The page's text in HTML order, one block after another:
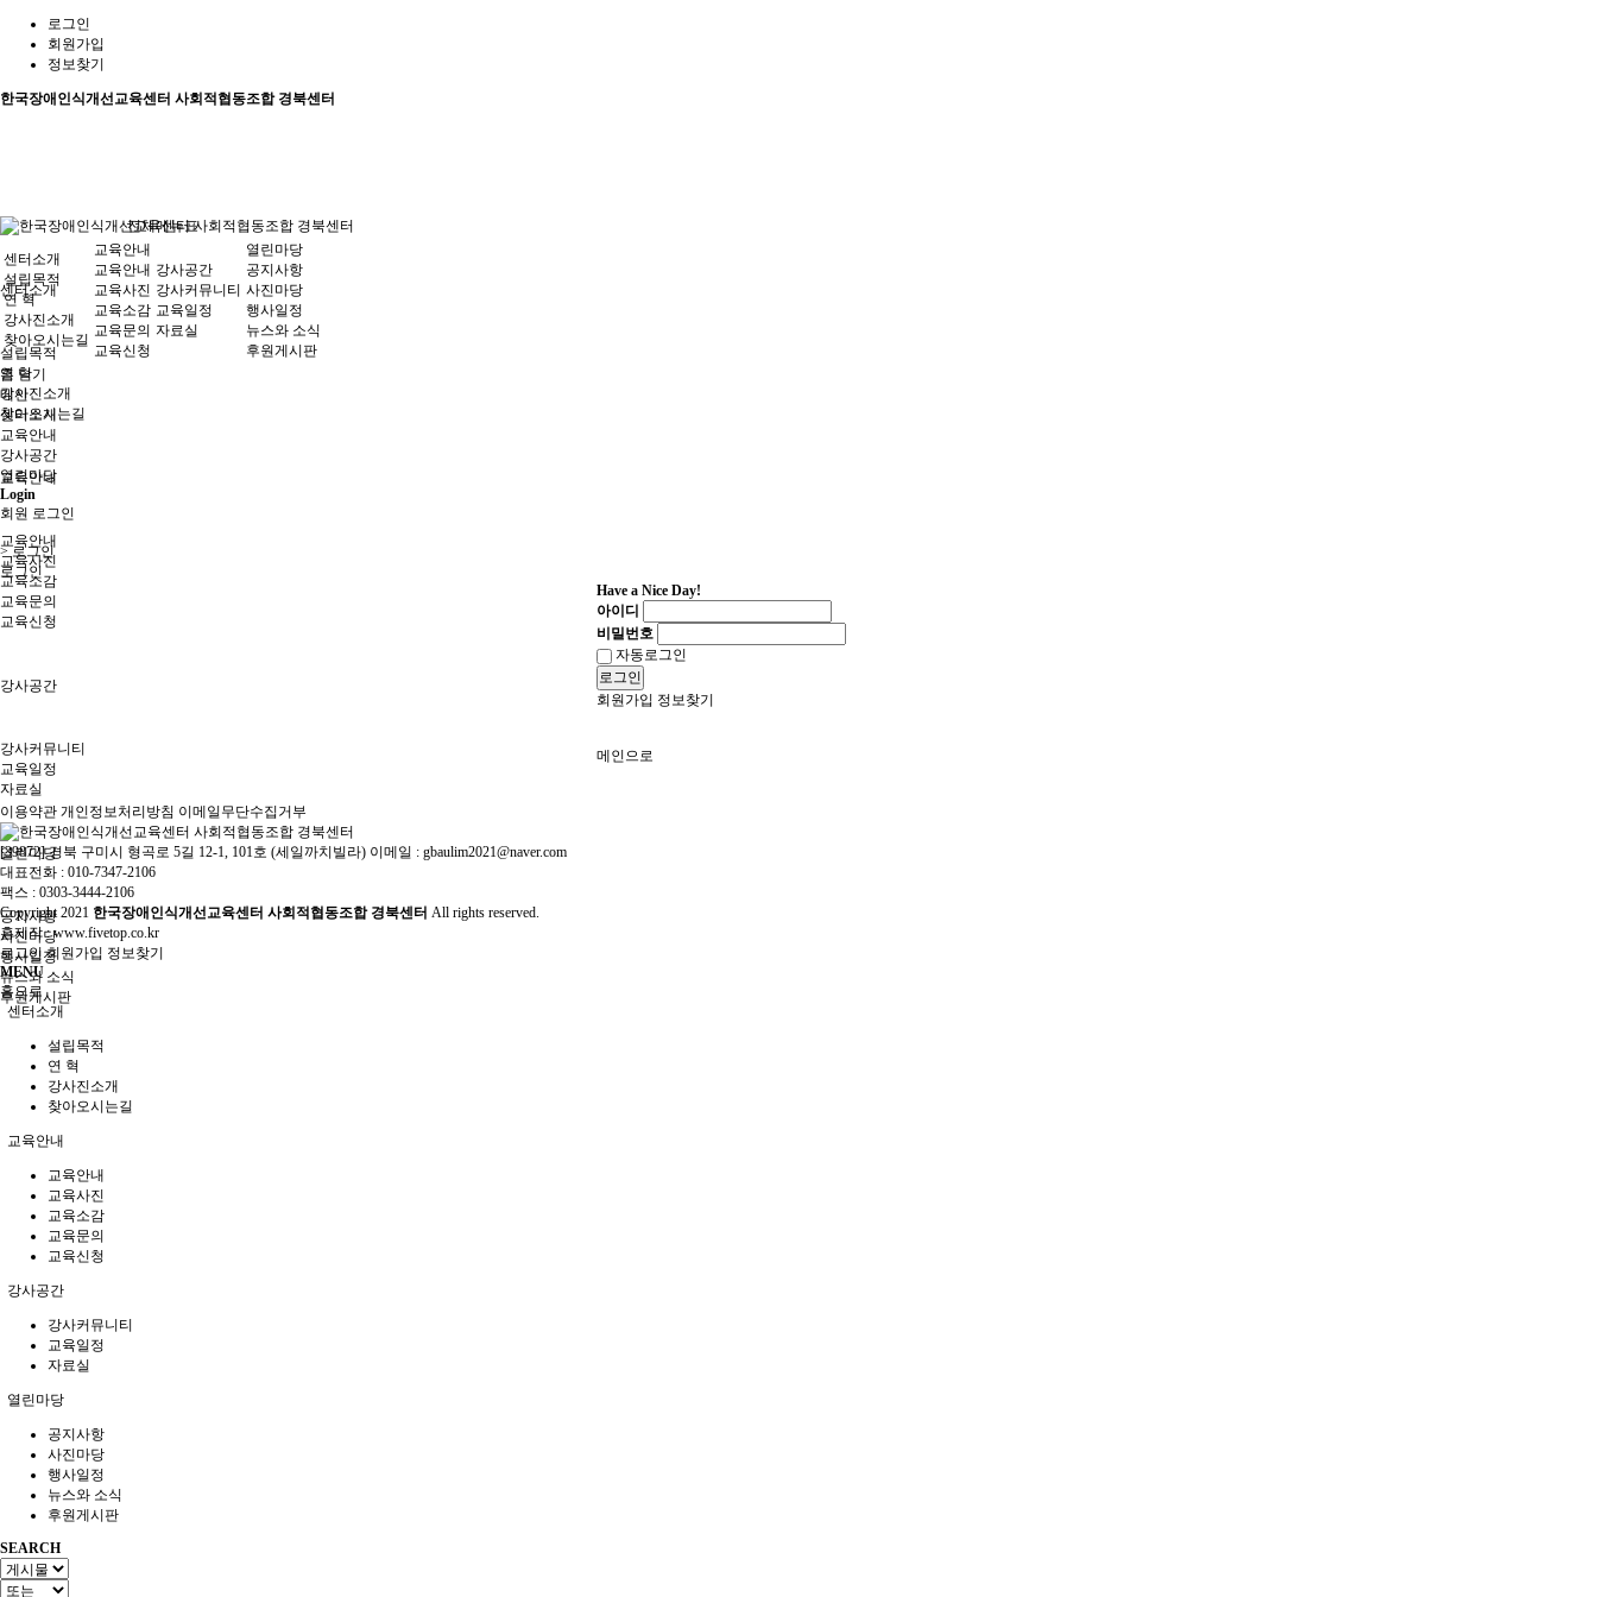
로그인
회원가입
정보찾기
한국장애인식개선교육센터 사회적협동조합 경북센터
센터소개
설립목적
연 혁
강사진소개
찾아오시는길
교육안내
교육안내
교육사진
교육소감
교육문의
교육신청
강사공간
강사커뮤니티
교육일정
자료실
열린마당
공지사항
사진마당
행사일정
뉴스와 소식
후원게시판
전체메뉴표
센터소개
설립목적
연 혁
강사진소개
찾아오시는길
교육안내
교육안내
교육사진
교육소감
교육문의
교육신청
강사공간
강사커뮤니티
교육일정
자료실
열린마당
공지사항
사진마당
행사일정
뉴스와 소식
후원게시판
홈 닫기
메인
센터소개
교육안내
강사공간
열린마당
Login
회원 로그인
> 로그인
로그인
Have a Nice Day!
아이디
비밀번호
자동로그인
로그인
회원가입 정보찾기
메인으로
이용약관 개인정보처리방침 이메일무단수집거부
[39872] 경북 구미시 형곡로 5길 12-1, 101호 (세일까치빌라) 이메일 : gbaulim2021@naver.com
대표전화 : 010-7347-2106
팩스 : 0303-3444-2106
Copyright2021 한국장애인식개선교육센터 사회적협동조합 경북센터 All rights reserved.
홈제작 :www.fivetop.co.kr
로그인 회원가입 정보찾기
MENU
홈으로
센터소개
설립목적
연 혁
강사진소개
찾아오시는길
교육안내
교육안내
교육사진
교육소감
교육문의
교육신청
강사공간
강사커뮤니티
교육일정
자료실
열린마당
공지사항
사진마당
행사일정
뉴스와 소식
후원게시판
SEARCH